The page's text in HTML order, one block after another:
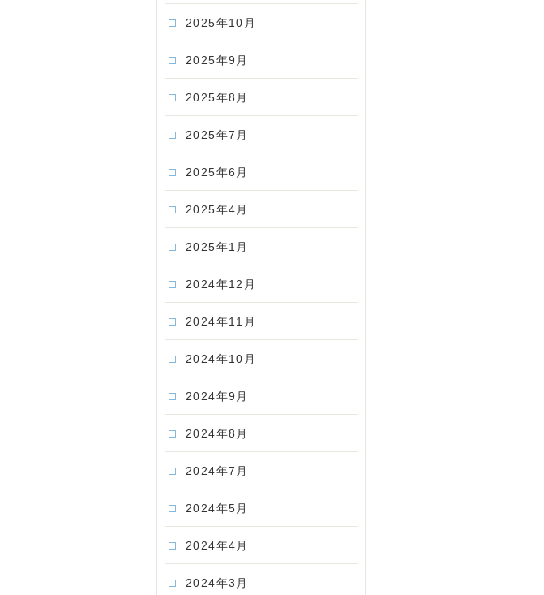
2025年10月
2025年9月
2025年8月
2025年7月
2025年6月
2025年4月
2025年1月
2024年12月
2024年11月
2024年10月
2024年9月
2024年8月
2024年7月
2024年5月
2024年4月
2024年3月